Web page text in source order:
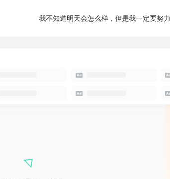
我不知道明天会怎么样，但是我一定要努力